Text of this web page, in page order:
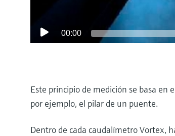
00:00
Este principio de medición se basa
por ejemplo, el pilar de un puente.
Dentro de cada caudalímetro Vortex,